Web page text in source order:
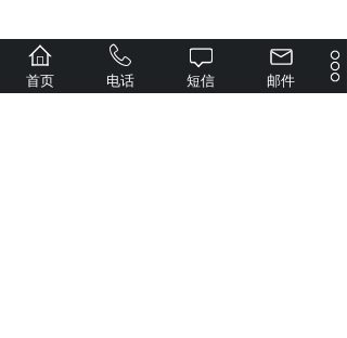
首页 电话 短信 邮件